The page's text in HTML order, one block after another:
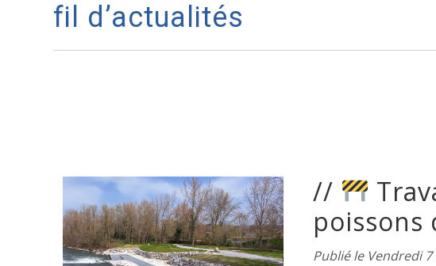
fil d’actualités
Page 1. 5 actualités sur 81 affichées sur cette page.
//
poissons
Publié le Vendredi